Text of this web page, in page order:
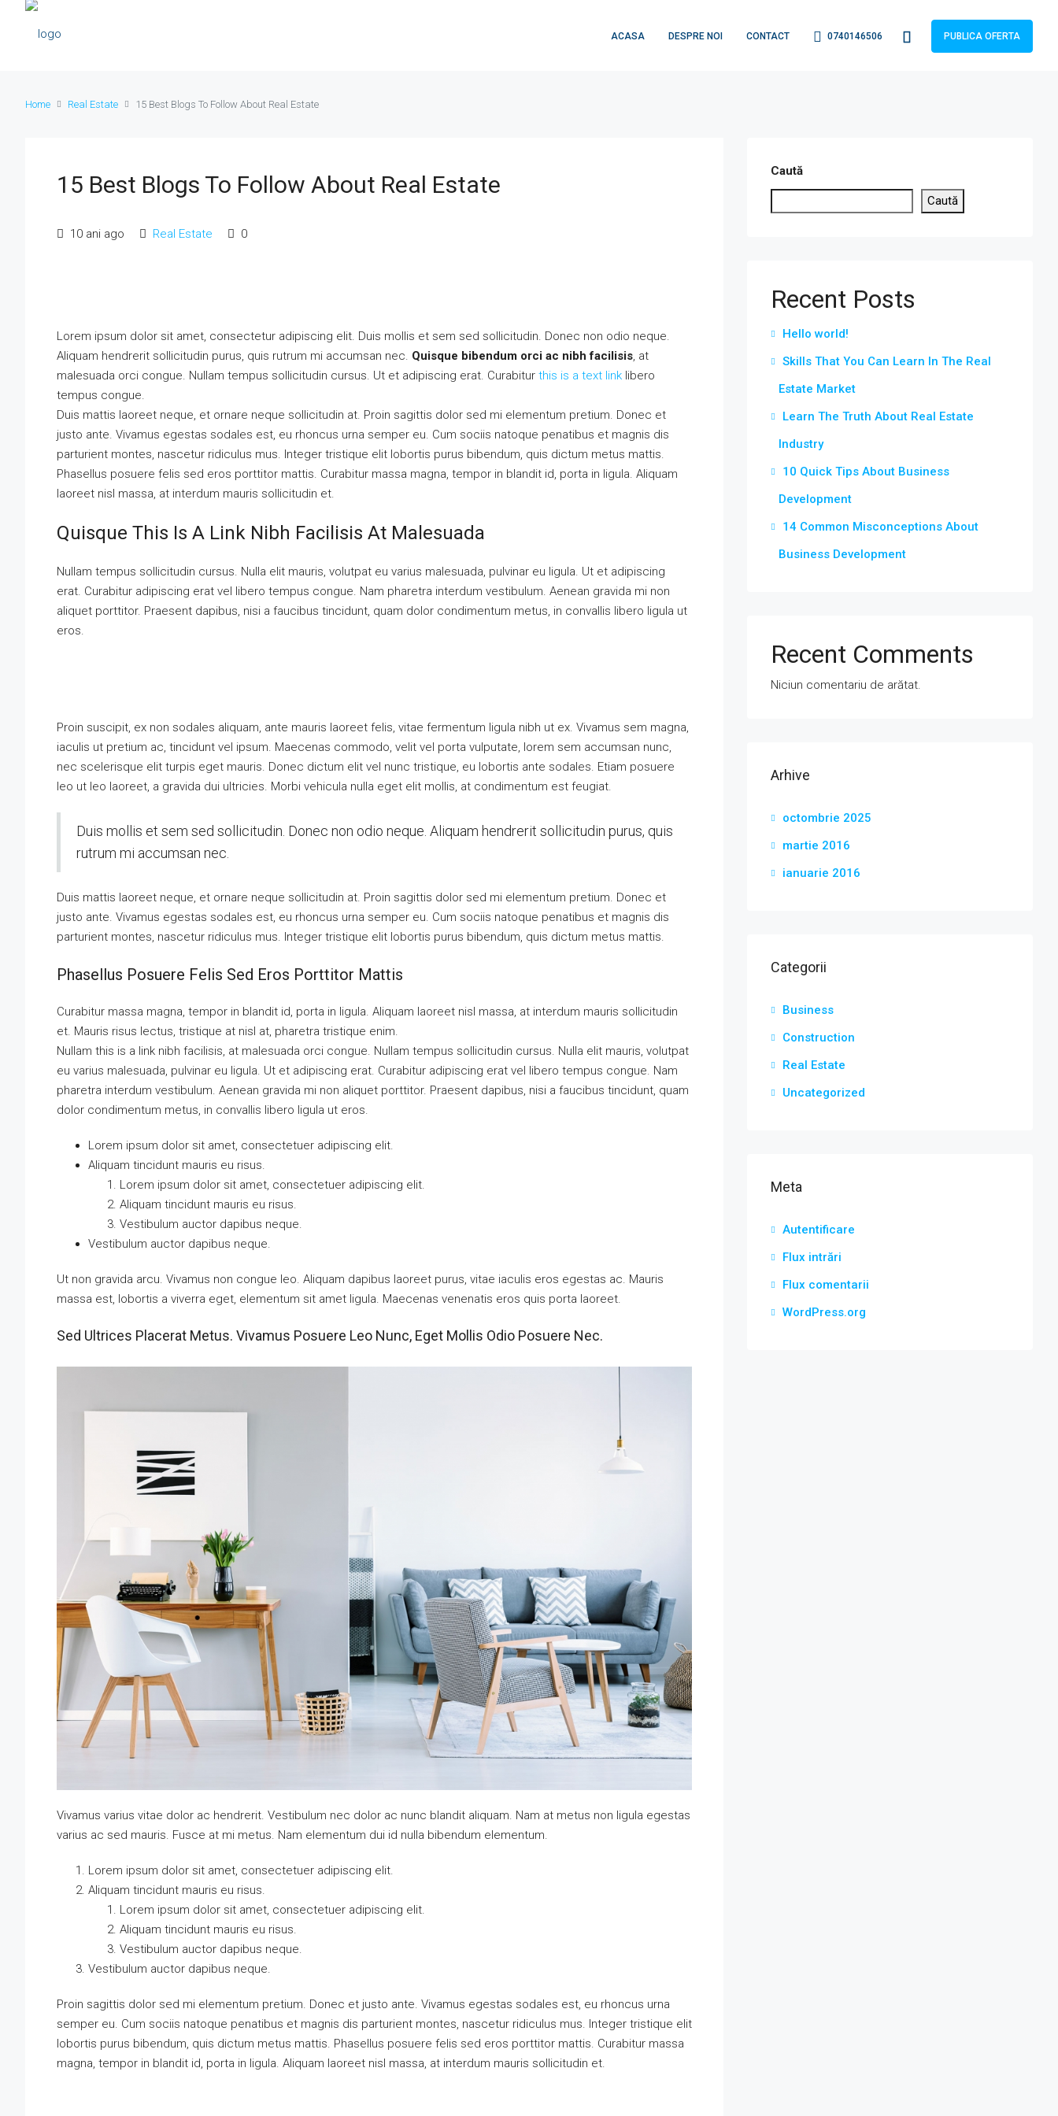
ACASA DESPRE NOI CONTACT 0740146506 PUBLICA OFERTA
Home Real Estate 15 Best Blogs To Follow About Real Estate
15 Best Blogs To Follow About Real Estate
10 ani ago Real Estate 0
Lorem ipsum dolor sit amet, consectetur adipiscing elit. Duis mollis et sem sed sollicitudin. Donec non odio neque.
Aliquam hendrerit sollicitudin purus, quis rutrum mi accumsan nec. Quisque bibendum orci ac nibh facilisis, at
malesuada orci congue. Nullam tempus sollicitudin cursus. Ut et adipiscing erat. Curabitur this is a text link libero
tempus congue.
Duis mattis laoreet neque, et ornare neque sollicitudin at. Proin sagittis dolor sed mi elementum pretium. Donec et
justo ante. Vivamus egestas sodales est, eu rhoncus urna semper eu. Cum sociis natoque penatibus et magnis dis
parturient montes, nascetur ridiculus mus. Integer tristique elit lobortis purus bibendum, quis dictum metus mattis.
Phasellus posuere felis sed eros porttitor mattis. Curabitur massa magna, tempor in blandit id, porta in ligula. Aliquam
laoreet nisl massa, at interdum mauris sollicitudin et.
Quisque This Is A Link Nibh Facilisis At Malesuada
Nullam tempus sollicitudin cursus. Nulla elit mauris, volutpat eu varius malesuada, pulvinar eu ligula. Ut et adipiscing
erat. Curabitur adipiscing erat vel libero tempus congue. Nam pharetra interdum vestibulum. Aenean gravida mi non
aliquet porttitor. Praesent dapibus, nisi a faucibus tincidunt, quam dolor condimentum metus, in convallis libero ligula ut
eros.
Proin suscipit, ex non sodales aliquam, ante mauris laoreet felis, vitae fermentum ligula nibh ut ex. Vivamus sem magna,
iaculis ut pretium ac, tincidunt vel ipsum. Maecenas commodo, velit vel porta vulputate, lorem sem accumsan nunc,
nec scelerisque elit turpis eget mauris. Donec dictum elit vel nunc tristique, eu lobortis ante sodales. Etiam posuere
leo ut leo laoreet, a gravida dui ultricies. Morbi vehicula nulla eget elit mollis, at condimentum est feugiat.
Duis mollis et sem sed sollicitudin. Donec non odio neque. Aliquam hendrerit sollicitudin purus, quis
rutrum mi accumsan nec.
Duis mattis laoreet neque, et ornare neque sollicitudin at. Proin sagittis dolor sed mi elementum pretium. Donec et
justo ante. Vivamus egestas sodales est, eu rhoncus urna semper eu. Cum sociis natoque penatibus et magnis dis
parturient montes, nascetur ridiculus mus. Integer tristique elit lobortis purus bibendum, quis dictum metus mattis.
Phasellus Posuere Felis Sed Eros Porttitor Mattis
Curabitur massa magna, tempor in blandit id, porta in ligula. Aliquam laoreet nisl massa, at interdum mauris sollicitudin
et. Mauris risus lectus, tristique at nisl at, pharetra tristique enim.
Nullam this is a link nibh facilisis, at malesuada orci congue. Nullam tempus sollicitudin cursus. Nulla elit mauris, volutpat
eu varius malesuada, pulvinar eu ligula. Ut et adipiscing erat. Curabitur adipiscing erat vel libero tempus congue. Nam
pharetra interdum vestibulum. Aenean gravida mi non aliquet porttitor. Praesent dapibus, nisi a faucibus tincidunt, quam
dolor condimentum metus, in convallis libero ligula ut eros.
Lorem ipsum dolor sit amet, consectetuer adipiscing elit.
Aliquam tincidunt mauris eu risus.
Lorem ipsum dolor sit amet, consectetuer adipiscing elit.
Aliquam tincidunt mauris eu risus.
Vestibulum auctor dapibus neque.
Vestibulum auctor dapibus neque.
Ut non gravida arcu. Vivamus non congue leo. Aliquam dapibus laoreet purus, vitae iaculis eros egestas ac. Mauris
massa est, lobortis a viverra eget, elementum sit amet ligula. Maecenas venenatis eros quis porta laoreet.
Sed Ultrices Placerat Metus. Vivamus Posuere Leo Nunc, Eget Mollis Odio Posuere Nec.
Vivamus varius vitae dolor ac hendrerit. Vestibulum nec dolor ac nunc blandit aliquam. Nam at metus non ligula egestas
varius ac sed mauris. Fusce at mi metus. Nam elementum dui id nulla bibendum elementum.
Lorem ipsum dolor sit amet, consectetuer adipiscing elit.
Aliquam tincidunt mauris eu risus.
Lorem ipsum dolor sit amet, consectetuer adipiscing elit.
Aliquam tincidunt mauris eu risus.
Vestibulum auctor dapibus neque.
Vestibulum auctor dapibus neque.
Proin sagittis dolor sed mi elementum pretium. Donec et justo ante. Vivamus egestas sodales est, eu rhoncus urna
semper eu. Cum sociis natoque penatibus et magnis dis parturient montes, nascetur ridiculus mus. Integer tristique elit
lobortis purus bibendum, quis dictum metus mattis. Phasellus posuere felis sed eros porttitor mattis. Curabitur massa
magna, tempor in blandit id, porta in ligula. Aliquam laoreet nisl massa, at interdum mauris sollicitudin et.
Caută
Caută
Recent Posts
Hello world!
Skills That You Can Learn In The Real
Estate Market
Learn The Truth About Real Estate
Industry
10 Quick Tips About Business
Development
14 Common Misconceptions About
Business Development
Recent Comments
Niciun comentariu de arătat.
Arhive
octombrie 2025
martie 2016
ianuarie 2016
Categorii
Business
Construction
Real Estate
Uncategorized
Meta
Autentificare
Flux intrări
Flux comentarii
WordPress.org